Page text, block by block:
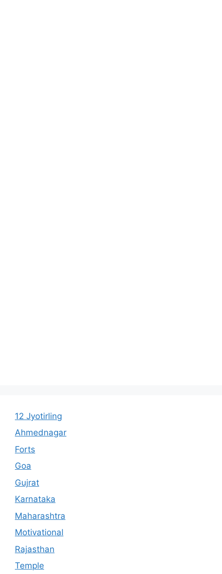
12 Jyotirling
Ahmednagar
Forts
Goa
Gujrat
Karnataka
Maharashtra
Motivational
Rajasthan
Temple